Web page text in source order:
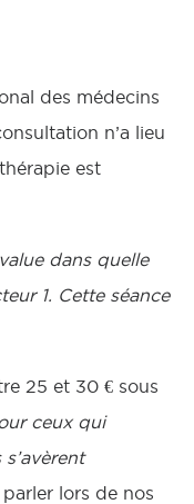
des médecins
n’a lieu
est
dans quelle
1. Cette séance
25 et 30 € sous
ceux qui
lors de nos